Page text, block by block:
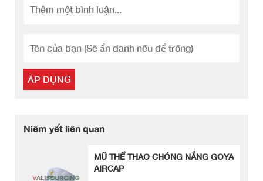
ÁP DỤNG
Niêm yết liên quan
MŨ THỂ THAO CHÓNG NẮNG GOYA
AIRCAP